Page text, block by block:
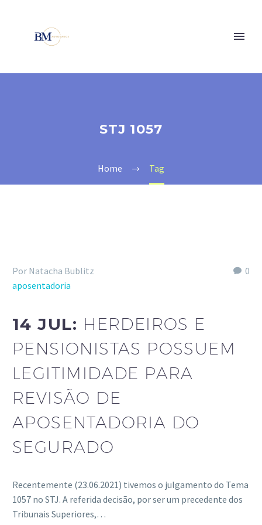
STJ 1057
Home Tag
0
Por Natacha Bublitz
aposentadoria
14 JUL: HERDEIROS E
PENSIONISTAS POSSUEM
LEGITIMIDADE PARA
REVISÃO DE
APOSENTADORIA DO
SEGURADO
Recentemente (23.06.2021) tivemos o julgamento do Tema
1057 no STJ. A referida decisão, por ser um precedente dos
Tribunais Superiores,…